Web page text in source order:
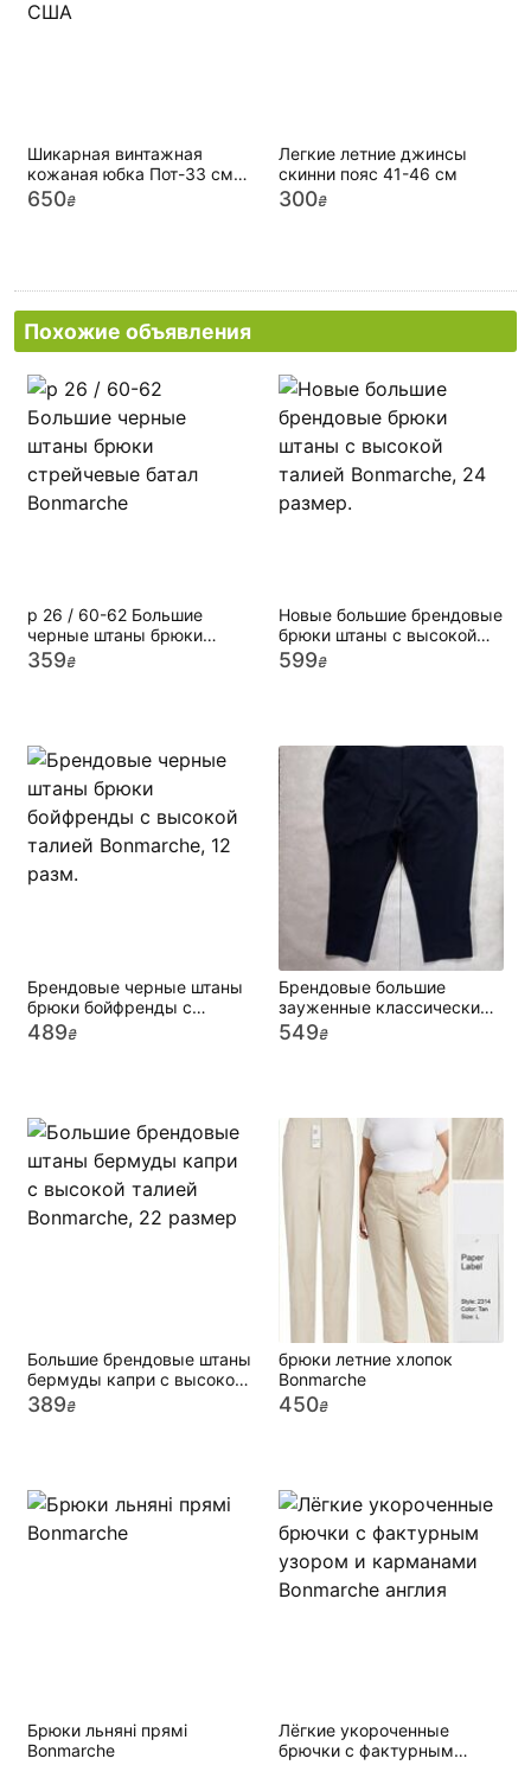
Шикарная винтажная
кожаная юбка Пот-33 см
натуральная кожа США
650₴
Легкие летние джинсы
скинни пояс 41-46 см
300₴
Похожие объявления
р 26 / 60-62 Большие
черные штаны брюки
стрейчевые батал
Bonmarche
359₴
Новые большие брендовые
брюки штаны с высокой
талией Bonmarche, 24
размер.
599₴
Брендовые черные штаны
брюки бойфренды с
высокой талией
Bonmarche, 12 pазм.
489₴
Брендовые большие
зауженные классические
штаны брюки Bonmarche,
24 размер.
549₴
Большие брендовые штаны
бермуды капри с высокой
талией Bonmarche, 22
размер
389₴
брюки летние хлопок
Bonmarche
450₴
Брюки льняні прямі
Bonmarche
Лёгкие укороченные
брючки с фактурным